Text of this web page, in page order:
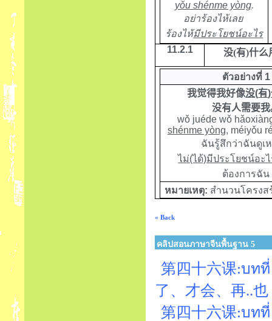
yǒu shénme yòng.
อย่าร้องไห้เลย
ร้องไห้มีประโยชน์อะไร
11.2.1
没(有)什么
ตัวอย่างที่ 1
我觉得我好像没(有)
没有人需要我
wǒ juéde wǒ
shénme yòng, méiyǒu
ฉันรู้สึกว่าฉันดูเ
ไม่(ได้)มีประโยชน์อะ
ต้องการฉัน
หมายเหตุ: สำนวนโครงส
« Back
คลิปสอนภาษาจีนพื้นฐาน 5
第四十六课:บท
了、才会、再..也
第四十六课:บท